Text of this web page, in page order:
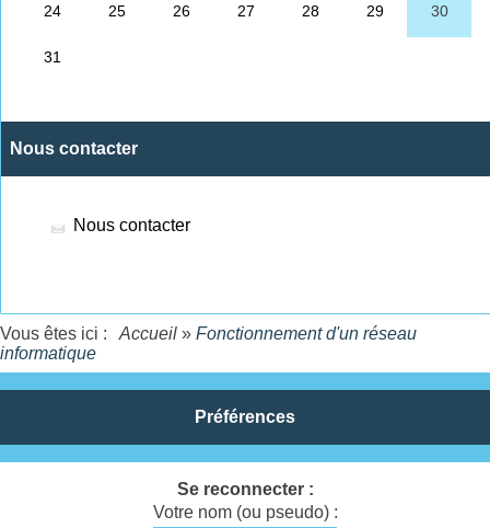
Nous contacter
Nous contacter
Vous êtes ici : Accueil » Fonctionnement d'un réseau
informatique
Préférences
Se reconnecter :
Votre nom (ou pseudo) :